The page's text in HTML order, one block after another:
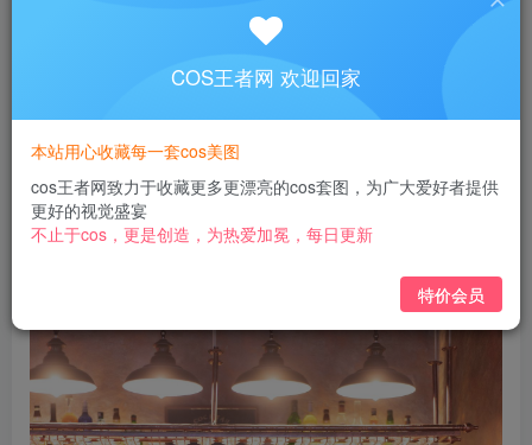
此内容为付费阅读，请付费后查看
3
黄金会员免费 钻石会员 免费
立即购买
COS王者网 欢迎回家
本站用心收藏每一套cos美图
cos王者网致力于收藏更多更漂亮的cos套图，为广大爱好者提供
更好的视觉盛宴
不止于cos，更是创造，为热爱加冕，每日更新
特价会员